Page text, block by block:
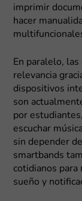
imprimir
hacer
En paralelo, las
relevancia
dispositivos
son
por
escuchar
sin depender
smartbands
cotidianos para
sueño y